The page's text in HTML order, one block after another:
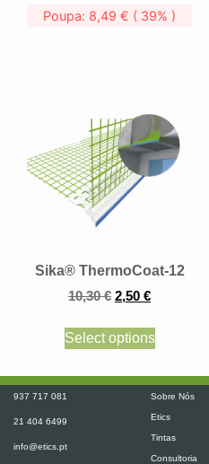
Poupa: 8,49 € ( 39% )
Sika® ThermoCoat-12
10,30€ 2,50 €
Select options
937 717 081
21 404 6499
info@etics.pt
Sobre Nós
Etics
Tintas
Consultoria